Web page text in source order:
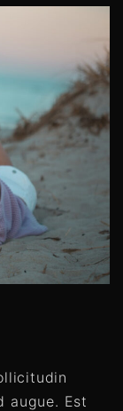
augue. Est